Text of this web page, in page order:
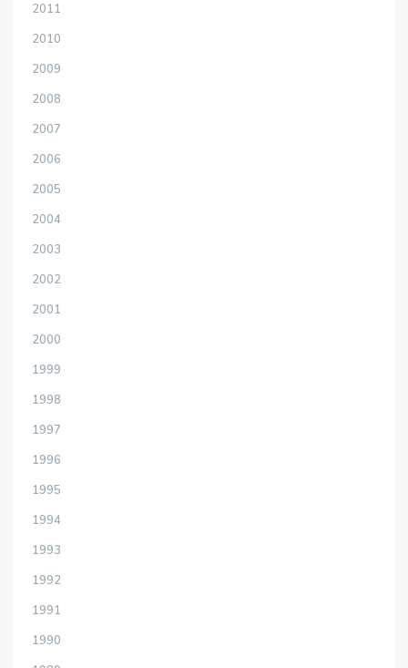
2011
2010
2009
2008
2007
2006
2005
2004
2003
2002
2001
2000
1999
1998
1997
1996
1995
1994
1993
1992
1991
1990